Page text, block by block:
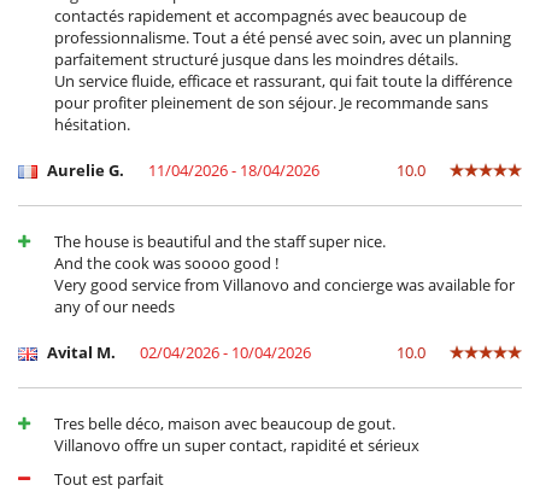
Personal
Cocinero
Personal doméstico
contactés rapidement et accompagnés avec beaucoup de
professionnalisme. Tout a été pensé avec soin, avec un planning
parfaitement structuré jusque dans les moindres détails.
Un service fluide, efficace et rassurant, qui fait toute la différence
pour profiter pleinement de son séjour. Je recommande sans
hésitation.
Aurelie G. 11/04/2026 - 18/04/2026 10.0
The house is beautiful and the staff super nice.
And the cook was soooo good !
Very good service from Villanovo and concierge was available for
any of our needs
Avital M. 02/04/2026 - 10/04/2026 10.0
Tres belle déco, maison avec beaucoup de gout.
Villanovo offre un super contact, rapidité et sérieux
Tout est parfait